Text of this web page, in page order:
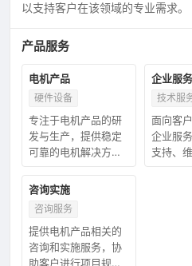
以支持客户在该领域的专业需求。
产品服务
电机产品
硬件设备
专注于电机产品的研
发与生产，提供稳定
可靠的电机解决方
企业服务
技术服
面向客
企业服
支持、
咨询实施
咨询服务
提供电机产品相关的
咨询和实施服务，协
助客户进行项目规划